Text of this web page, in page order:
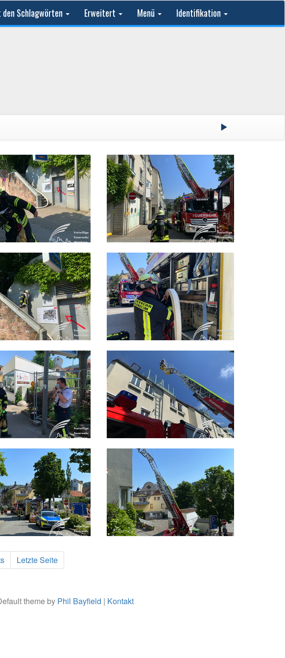
Schlagwörten Erweitert Menü Identifikation
Letzte Seite
theme by Phil Bayfield | Kontakt